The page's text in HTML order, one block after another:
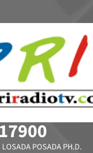
POSADA PH.D.